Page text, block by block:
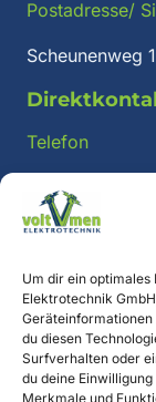
Um dir ein optimales
Elektrotechnik
du diesen
Surfverhalten oder
du deine
Merkmale und
Postadresse/
Scheunenweg
Telefon
+49 (0) 3301 /
E-Mail: